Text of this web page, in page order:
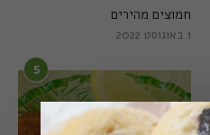
חמוצים מהירים
1 באוגוסט 2022
5